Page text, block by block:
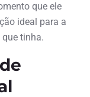
que ele
ideal para a
tinha.